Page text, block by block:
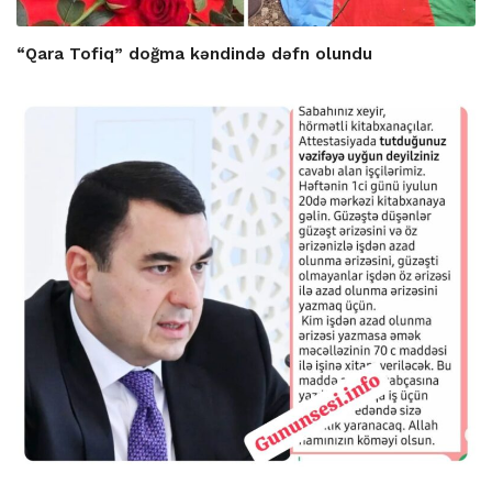
“Qara Tofiq” doğma kəndində dəfn olundu